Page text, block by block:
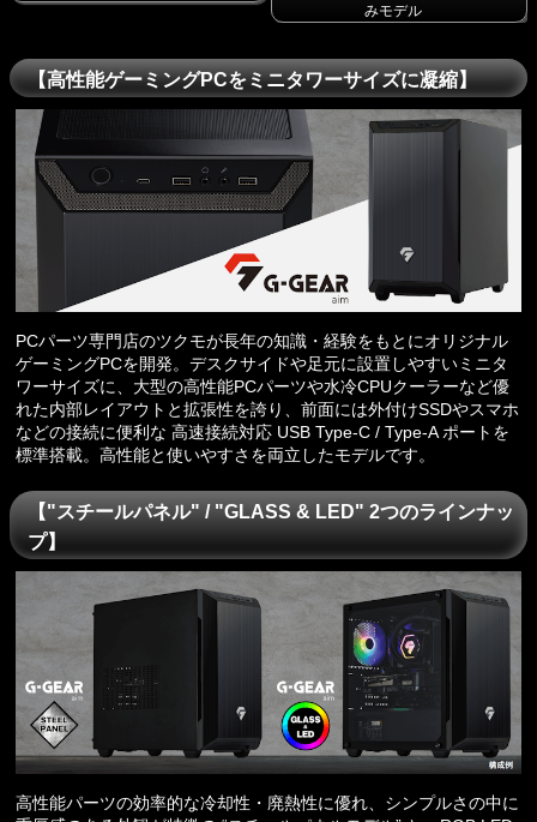
みモデル
【高性能ゲーミングPCをミニタワーサイズに凝縮】
PCパーツ専門店のツクモが長年の知識・経験をもとにオリジナル
ゲーミングPCを開発。デスクサイドや足元に設置しやすいミニタ
ワーサイズに、大型の高性能PCパーツや水冷CPUクーラーなど優
れた内部レイアウトと拡張性を誇り、前面には外付けSSDやスマホ
などの接続に便利な 高速接続対応 USB Type-C / Type-A ポートを
標準搭載。高性能と使いやすさを両立したモデルです。
【"スチールパネル" / "GLASS & LED" 2つのラインナッ
プ】
高性能パーツの効率的な冷却性・廃熱性に優れ、シンプルさの中に